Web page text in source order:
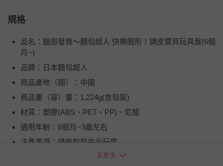
規格
品名：腦部發育～麵包超人 快樂圓形！調皮寶貝玩具盤(6個
月~)
品牌：日本麵包超人
商品產地（國）：中國
商品重（容）量：1,224g(含包裝)
材質：塑膠(ABS、PET、PP)、尼龍
適用年齡：6個月~3歲左右
注意事項：請依包裝指示玩耍
BSMI商品檢驗標識字號：M34981
看更多